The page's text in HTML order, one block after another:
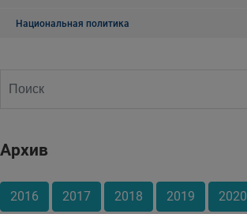
Национальная политика
Архив
2016 2017 2018 2019 2020